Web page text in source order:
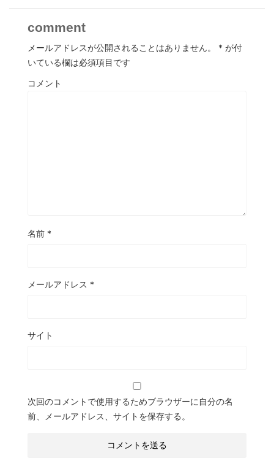
comment
メールアドレスが公開されることはありません。 * が付
いている欄は必須項目です
コメント
名前 *
メールアドレス *
サイト
次回のコメントで使用するためブラウザーに自分の名
前、メールアドレス、サイトを保存する。